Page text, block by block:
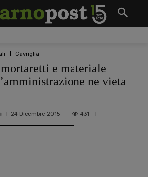
Cavriglia
e materiale
ne vieta
24 Dicembre 2015 431